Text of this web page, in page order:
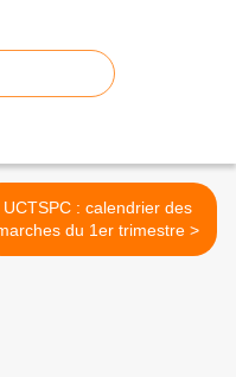
UCTSPC : calendrier des
marches du 1er trimestre >